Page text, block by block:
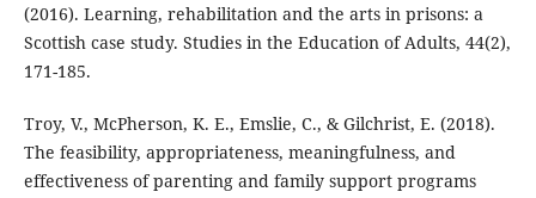
(2016). Learning, rehabilitation and the arts in prisons: a
Scottish case study. Studies in the Education of Adults, 44(2),
171-185.
Troy, V., McPherson, K. E., Emslie, C., & Gilchrist, E. (2018).
The feasibility, appropriateness, meaningfulness, and
effectiveness of parenting and family support programs